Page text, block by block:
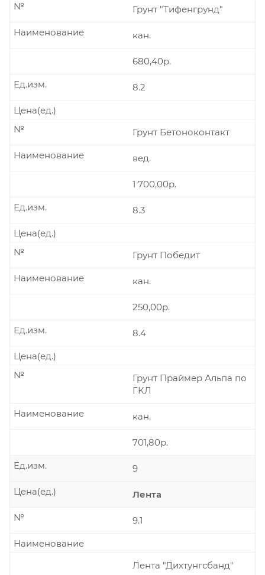
Грунт "Тифенгрунд"
№
кан.
Наименование
680,40р.
8.2
Ед.изм.
Цена(ед.)
Грунт Бетоноконтакт
№
вед.
Наименование
1 700,00р.
8.3
Ед.изм.
Цена(ед.)
Грунт Победит
№
кан.
Наименование
250,00р.
8.4
Ед.изм.
Цена(ед.)
Грунт Праймер Альпа по
ГКЛ
№
кан.
Наименование
701,80р.
9
Ед.изм.
Лента
Цена(ед.)
9.1
№
Наименование
Лента "Дихтунгсбанд"